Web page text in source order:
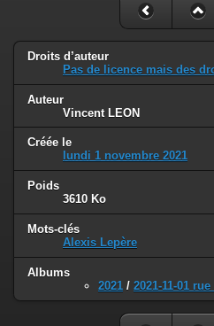
Droits d’auteur
Pas de licence mais des
Auteur
Vincent LEON
Créée le
lundi 1 novembre 2021
Poids
3610 Ko
Mots-clés
Alexis Lepère
Albums
2021 / 2021-11-01